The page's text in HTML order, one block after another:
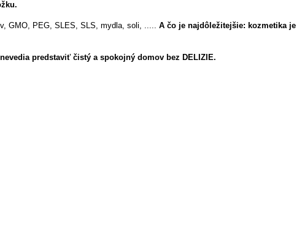
GMO, PEG, SLES, SLS, mydla, soli, ..... A čo je najdôležitejšie: kozmetika je
predstaviť čistý a spokojný domov bez DELIZIE.